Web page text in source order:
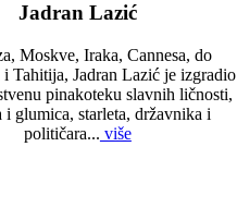
Jadran Lazić
Moskve, Iraka, Cannesa, do
Tahitija, Jadran Lazić je izgradio
pinakoteku slavnih ličnosti,
i glumica, starleta, državnika i
političara... više